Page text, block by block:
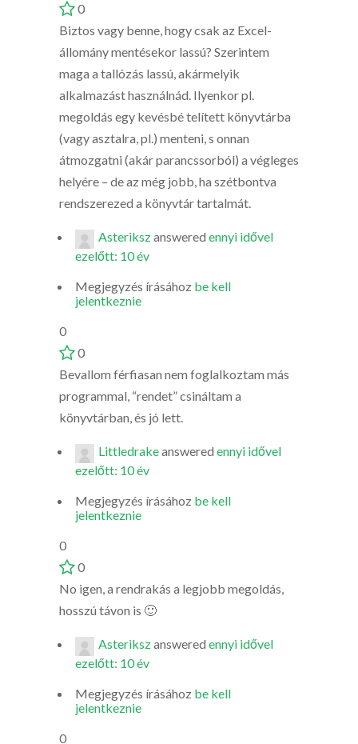
0
Biztos vagy benne, hogy csak az Excel-
állomány mentésekor lassú? Szerintem
maga a tallózás lassú, akármelyik
alkalmazást használnád. Ilyenkor pl.
megoldás egy kevésbé telített könyvtárba
(vagy asztalra, pl.) menteni, s onnan
átmozgatni (akár parancssorból) a végleges
helyére – de az még jobb, ha szétbontva
rendszerezed a könyvtár tartalmát.
Asterikszanswered ennyi idővel
ezelőtt: 10 év
Megjegyzés írásához be kell
jelentkeznie
0
0
Bevallom férfiasan nem foglalkoztam más
programmal, “rendet” csináltam a
könyvtárban, és jó lett.
Littledrakeanswered ennyi idővel
ezelőtt: 10 év
Megjegyzés írásához be kell
jelentkeznie
0
0
No igen, a rendrakás a legjobb megoldás,
hosszú távon is 🙂
Asterikszanswered ennyi idővel
ezelőtt: 10 év
Megjegyzés írásához be kell
jelentkeznie
0